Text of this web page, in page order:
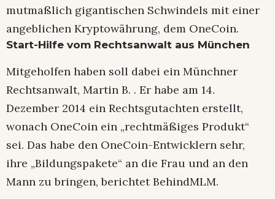
mutmaßlich gigantischen Schwindels mit einer
angeblichen Kryptowährung, dem OneCoin.
Start-Hilfe vom Rechtsanwalt aus München
Mitgeholfen haben soll dabei ein Münchner
Rechtsanwalt, Martin B. . Er habe am 14.
Dezember 2014 ein Rechtsgutachten erstellt,
wonach OneCoin ein „rechtmäßiges Produkt“
sei. Das habe den OneCoin-Entwicklern sehr,
ihre „Bildungspakete“ an die Frau und an den
Mann zu bringen, berichtet BehindMLM.